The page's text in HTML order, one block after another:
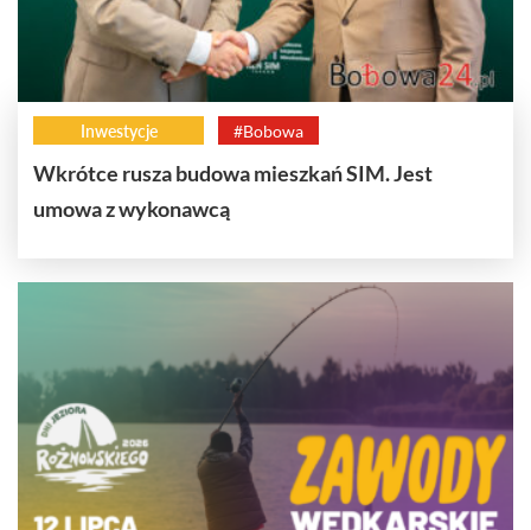
Inwestycje #Bobowa
Wkrótce rusza budowa mieszkań SIM. Jest
umowa z wykonawcą